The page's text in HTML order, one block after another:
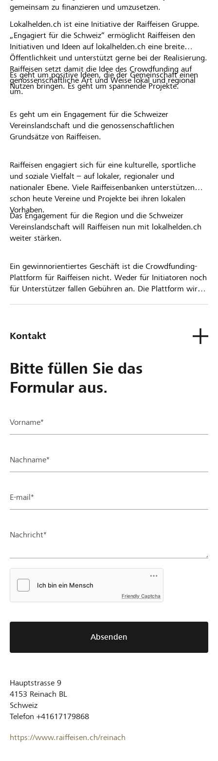
gemeinsam zu finanzieren und umzusetzen.
Lokalhelden.ch ist eine Initiative der Raiffeisen Gruppe.
„Engagiert für die Schweiz“ ermöglicht Raiffeisen den
Initiativen und Ideen auf lokalhelden.ch eine breite
Öffentlichkeit und unterstützt gerne bei der Realisierung.
Raiffeisen setzt damit die Idee des Crowdfunding auf
genossenschaftliche Art und Weise lokal und regional
um.
Es geht um positive Ideen, die der Gemeinschaft einen
Nutzen bringen. Es geht um spannende Projekte.
Es geht um ein Engagement für die Schweizer
Vereinslandschaft und die genossenschaftlichen
Grundsätze von Raiffeisen.
Raiffeisen engagiert sich für eine kulturelle, sportliche
und soziale Vielfalt – auf lokaler, regionaler und
nationaler Ebene. Viele Raiffeisenbanken unterstützen
schon heute Vereine und Projekte bei ihren lokalen
Vorhaben.
Das Engagement für die Region und die Schweizer
Vereinslandschaft will Raiffeisen nun mit lokalhelden.ch
weiter stärken.
Ein gewinnorientiertes Geschäft ist die Crowdfunding-
Plattform für Raiffeisen nicht. Weder für Initiatoren noch
für Unterstützer fallen Gebühren an. Die Plattform wird
Kontakt
Bitte füllen Sie das
Formular aus.
Vorname*
Nachname*
E-mail*
Nachricht*
Friendly Captcha
Absenden
Hauptstrasse 9
4153 Reinach BL
Schweiz
Telefon +41617179868
https://www.raiffeisen.ch/reinach